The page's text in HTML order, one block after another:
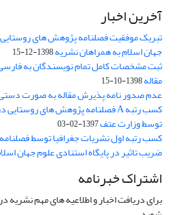
آخرین اخبار
تبریک موفقیت فصلنامه پژوهش های
جهان اسلام به همراهان نشریه1398-12-15
ثبت مشخصات کامل تمام نویسندگان به
مقاله1398-10-15
عدم صدور نامه پذیرش مقاله به صورت
توسط وزارت عتف1397-02-03
کسب رتبه اول نشریات جغرافیا توسط
ضریب تاثیر در پایگاه استنادی علوم جهان
اشتراک خبرنامه
برای دریافت اخبار و اطلاعیه های مهم